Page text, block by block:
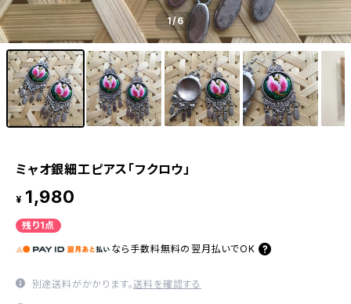
1/6
ミャオ銀細工ピアス「フクロウ」
¥ 1,980
残り1点
なら 手数料無料の 翌月払いでOK
別途送料がかかります。送料を確認する